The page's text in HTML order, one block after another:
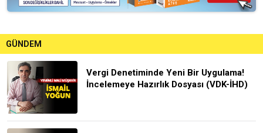
GÜNDEM
Vergi Denetiminde Yeni Bir Uygulama!
İncelemeye Hazırlık Dosyası (VDK-İHD)